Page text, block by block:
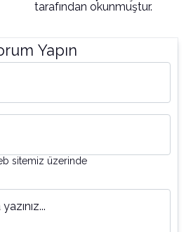
tarafından okunmuştur.
Yapın
sitemiz üzerinde